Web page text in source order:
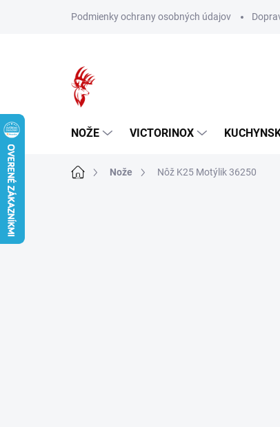
Podmienky ochrany osobných údajov
NOŽE VICTORINOX
DomovNože Nôž K25 Motýlik 36250